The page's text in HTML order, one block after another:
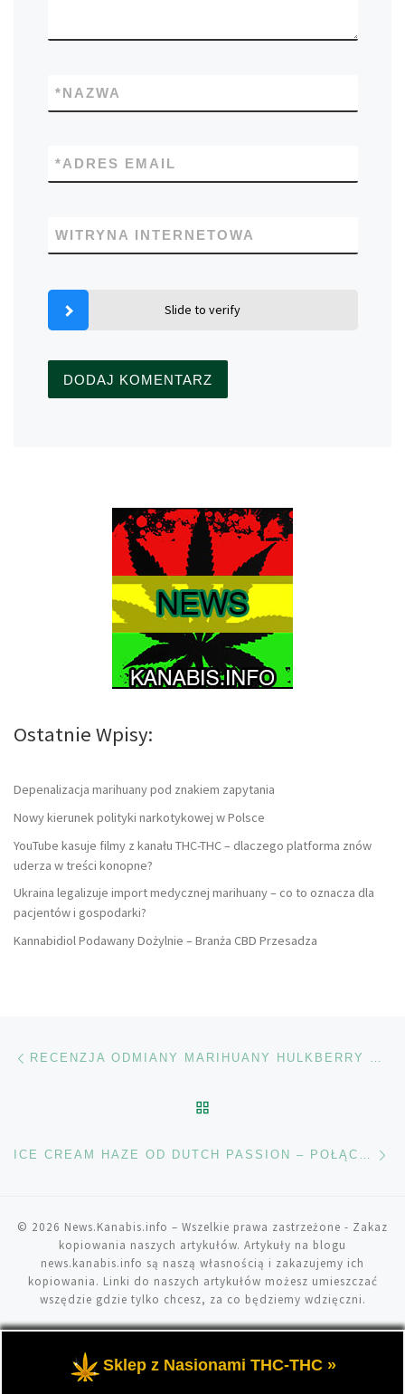
NAZWA
*
ADRES EMAIL
*
WITRYNA INTERNETOWA
Slide to verify
Ostatnie Wpisy:
Depenalizacja marihuany pod znakiem zapytania
Nowy kierunek polityki narkotykowej w Polsce
YouTube kasuje filmy z kanału THC-THC – dlaczego platforma znów
uderza w treści konopne?
Ukraina legalizuje import medycznej marihuany – co to oznacza dla
pacjentów i gospodarki?
Kannabidiol Podawany Dożylnie – Branża CBD Przesadza
Nawigacja wpisu RECENZJA ODMIANY MARIHUANY HULKBERRY OD ROYAL QUEEN SEEDS
ICE CREAM HAZE OD DUTCH PASSION – POŁĄCZENIE NOWOCZESNYCH GENÓW
© 2026 News.Kanabis.info – Wszelkie prawa zastrzeżone - Zakaz
kopiowania naszych artykułów. Artykuły na blogu
news.kanabis.info są naszą własnością i zakazujemy ich
kopiowania. Linki do naszych artykułów możesz umieszczać
wszędzie gdzie tylko chcesz, za co będziemy wdzięczni.
Sklep z Nasionami THC-THC »